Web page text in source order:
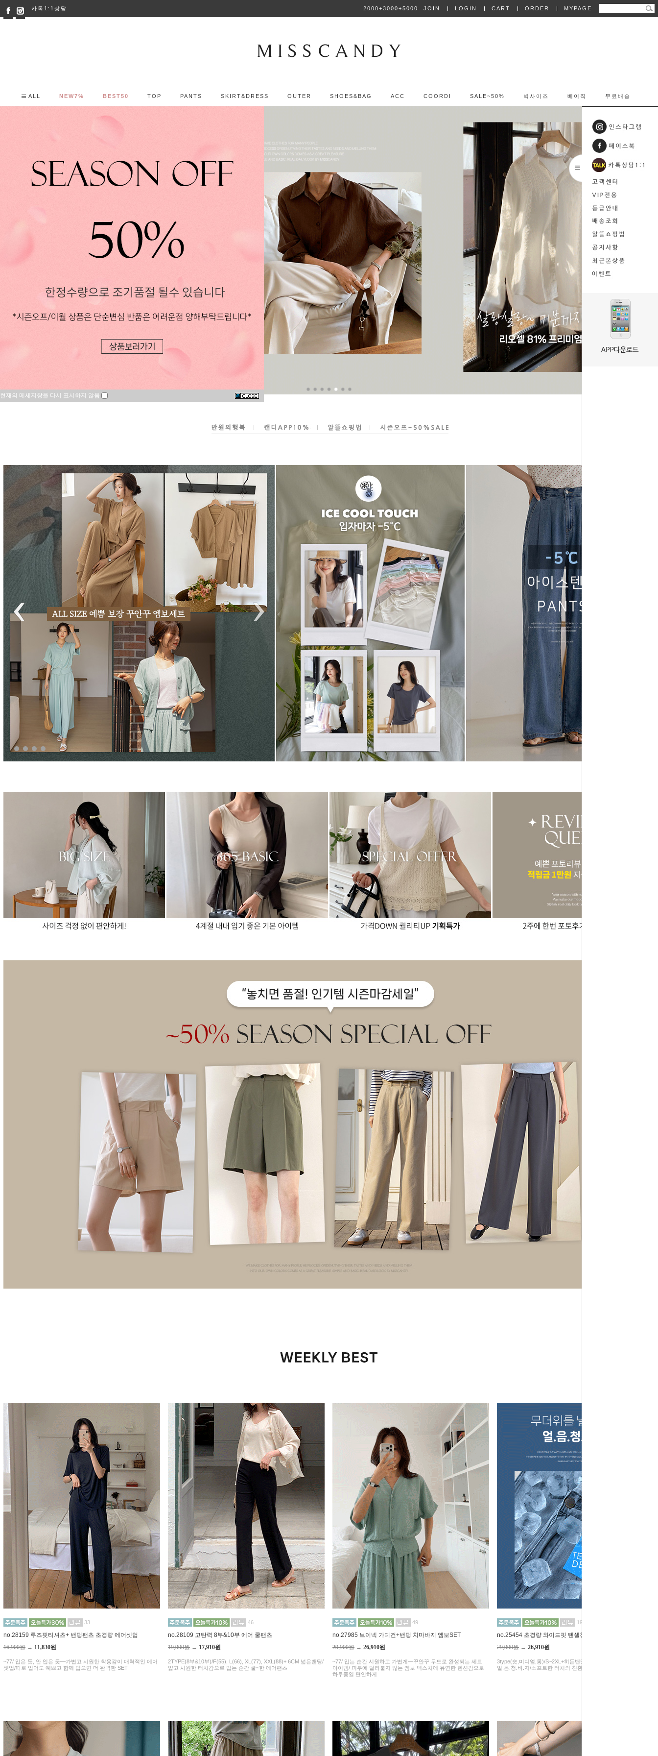
카톡1:1상담 2000+3000+5000 JOIN LOGIN CART ORDER MYPAGE
ALL NEW7% BEST50 TOP PANTS SKIRT&DRESS OUTER SHOES&BAG ACC COORDI SALE~50% 빅사이즈 베이직 무료배송
33
no.28159 루즈핏티셔츠+ 밴딩팬츠 초경량 에어셋업
16,900원 → 11,830원
~77/ 입은 듯, 안 입은 듯—가볍고 시원한 착용감이 매력적인 에어
셋업/따로 입어도 예쁘고 함께 입으면 더 완벽한 SET
46
no.28109 고탄력 8부&10부 에어 쿨팬츠
19,900원 → 17,910원
2TYPE(8부&10부)/F(55), L(66), XL(77), XXL(88)+ 6CM 넓은밴딩/
얇고 시원한 터치감으로 입는 순간 쿨~한 에어팬츠
49
no.27985 브이넥 가디건+밴딩 치마바지 엠보SET
29,900원 → 26,910원
~77/ 입는 순간 시원하고 가볍게—꾸안꾸 무드로 완성되는 세트
아이템/ 피부에 달라붙지 않는 엠보 텍스처에 유연한 텐션감으로
하루종일 편안하게
193
no.25454 초경량 와이드핏 텐셀청바지(숏,미디엄,롱)
29,900원 → 26,910원
3type(숏,미디엄,롱)/S~2XL+히든밴딩/역대금 무더위를 날려버릴
얼.음.청.바.지/소프트한 터치의 친환경 천연소재
현재의 메세지창을 다시 표시하지 않음